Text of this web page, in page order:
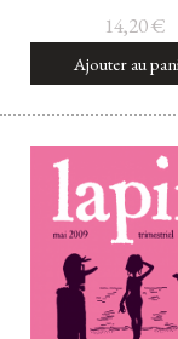
14,20€
Ajouter au